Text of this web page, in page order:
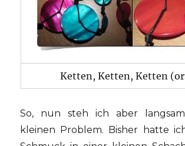
Ketten, Ketten, Ketten
So, nun steh ich aber
kleinen Problem. Bisher hatte